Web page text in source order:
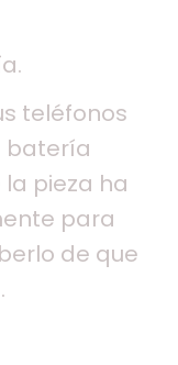
teléfonos
batería
pieza ha
para
de que